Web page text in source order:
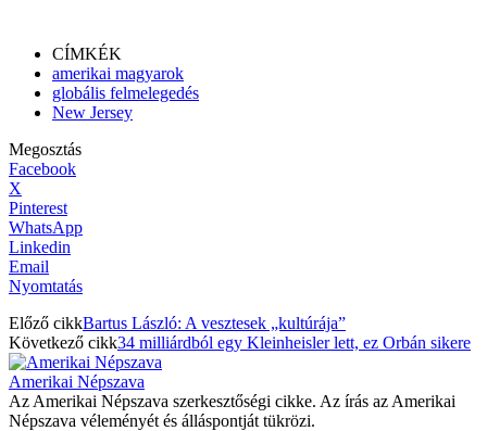
CÍMKÉK
amerikai magyarok
globális felmelegedés
New Jersey
Megosztás
Facebook
X
Pinterest
WhatsApp
Linkedin
Email
Nyomtatás
Előző cikkBartus László: A vesztesek „kultúrája”
Következő cikk34 milliárdból egy Kleinheisler lett, ez Orbán sikere
Amerikai Népszava
Az Amerikai Népszava szerkesztőségi cikke. Az írás az Amerikai
Népszava véleményét és álláspontját tükrözi.